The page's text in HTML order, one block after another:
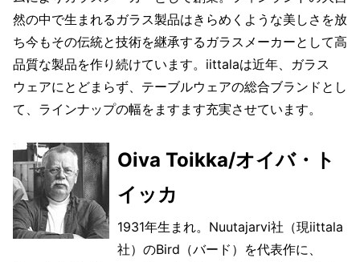
然の中で生まれるガラス製品はきらめくような美しさを放
ち今もその伝統と技術を継承するガラスメーカーとして高
品質な製品を作り続けています。iittalaは近年、ガラス
ウェアにとどまらず、テーブルウェアの総合ブランドとし
て、ラインナップの幅をますます充実させています。
Oiva Toikka/オイバ・ト
イッカ
1931年生まれ。Nuutajarvi社（現iittala
社）のBird（バード）を代表作に、